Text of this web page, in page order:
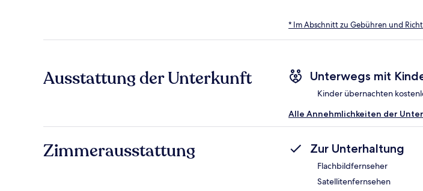
* Im Abschnitt zu Gebühren und
Ausstattung der Unterkunft Unterwegs mit
Kinder übernachten
Alle Annehmlichkeiten der
Zimmerausstattung Zur Unterhaltung
Flachbildfernseher
Satellitenfernsehen